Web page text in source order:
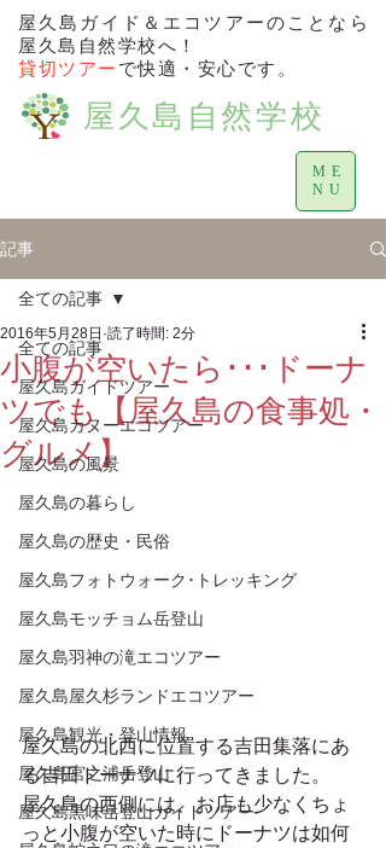
屋久島自然学校
屋久島ガイド＆エコツアーのことなら
屋久島自然学校へ！
貸切ツアー で快適・安心です。
ME
NU
記事
全ての記事
屋久島ガイドツアー
屋久島カヌーエコツアー
屋久島の風景
屋久島の暮らし
屋久島の歴史・民俗
屋久島フォトウォーク･トレッキング
屋久島モッチョム岳登山
屋久島羽神の滝エコツアー
屋久島屋久杉ランドエコツアー
屋久島観光・登山情報
屋久島宮之浦岳登山
屋久島黒味岳登山ガイドツアー
全ての記事
小腹が空いたら･･･ドーナ
ツでも【屋久島の食事処・
グルメ】
2016年5月28日 読了時間: 2分
屋久島の北西に位置する吉田集落にあ
る吉田ドーナツに行ってきました。
屋久島の西側には、お店も少なくちょ
っと小腹が空いた時にドーナツは如何